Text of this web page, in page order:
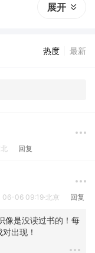
美元。这一数字
展开
热度 最新
回复
06-06 09:19·北京 回复
像是没读过书的！每
出现！